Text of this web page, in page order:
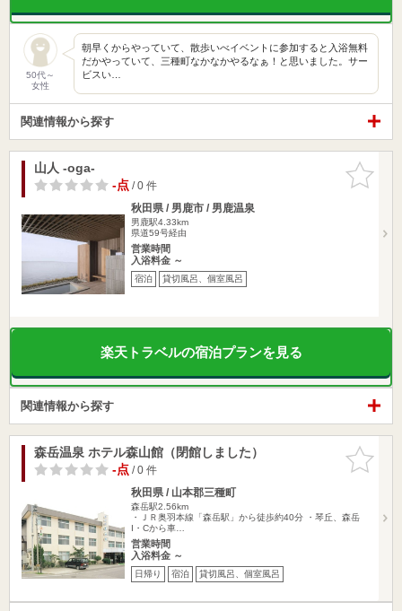
50代～
女性
朝早くからやっていて、散歩いべイベントに参加すると入浴無料
だかやっていて、三種町なかなかやるなぁ！と思いました。サー
ビスい…
関連情報から探す
お気に入
りに追加
山人 -oga-
-点/ 0 件
秋田県 / 男鹿市 / 男鹿温泉
男鹿駅4.33km
県道59号経由
営業時間
入浴料金 ～
宿泊 貸切風呂、個室風呂
楽天トラベルの宿泊プランを見る
関連情報から探す
お気に入
りに追加
森岳温泉 ホテル森山館（閉館しました）
-点/ 0 件
秋田県 / 山本郡三種町
森岳駅2.56km
・ＪＲ奥羽本線「森岳駅」から徒歩約40分 ・琴丘、森岳
I・Cから車…
営業時間
入浴料金 ～
日帰り 宿泊 貸切風呂、個室風呂